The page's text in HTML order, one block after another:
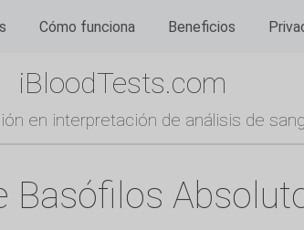
Cómo funciona Beneficios
iBloodTests.com
en interpretación de análisis de
Basófilos